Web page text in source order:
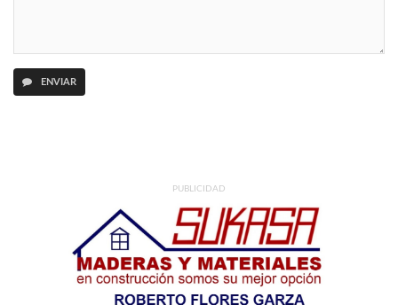
ENVIAR
PUBLICIDAD